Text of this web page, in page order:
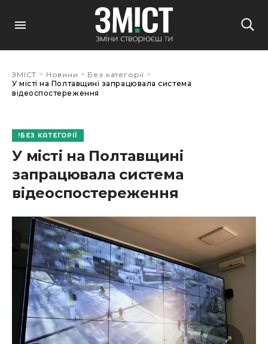
ЗМІСТ > Новини > Без категорії >
У місті на Полтавщині запрацювала система
відеоспостереження
БЕЗ КАТЕГОРІЇ
У місті на Полтавщині
запрацювала система
відеоспостереження